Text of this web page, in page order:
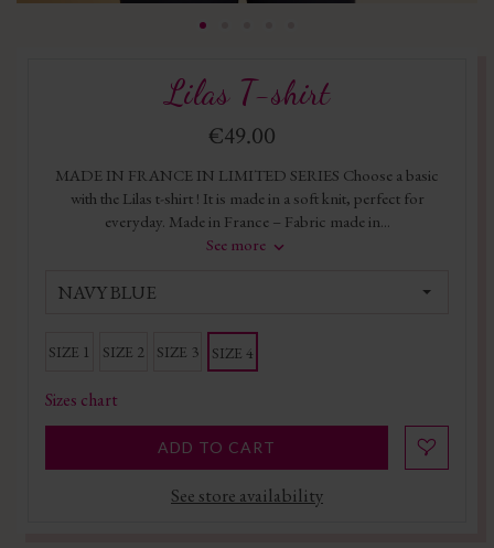
Lilas T-shirt
€49.00
MADE IN FRANCE IN LIMITED SERIES Choose a basic
with the Lilas t-shirt ! It is made in a soft knit, perfect for
everyday. Made in France – Fabric made in...
See more
NAVY BLUE
SIZE 1 SIZE 2 SIZE 3 SIZE 4
Sizes chart
ADD TO CART
See store availability